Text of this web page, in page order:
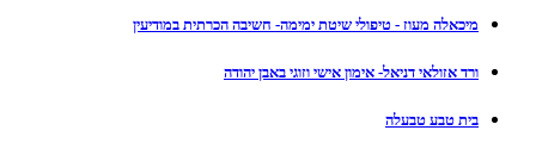
מיכאלה מעוז - טיפולי שיטת ימימה- חשיבה הכרתית במודיעין
ורד אזולאי דניאל- אימון אישי וזוגי באבן יהודה
בית טבע טבעלה